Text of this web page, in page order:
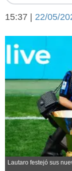
Economía y
Sociedad y
libre
El tiempo
15:37 | 22/05/
Lautaro festejó sus